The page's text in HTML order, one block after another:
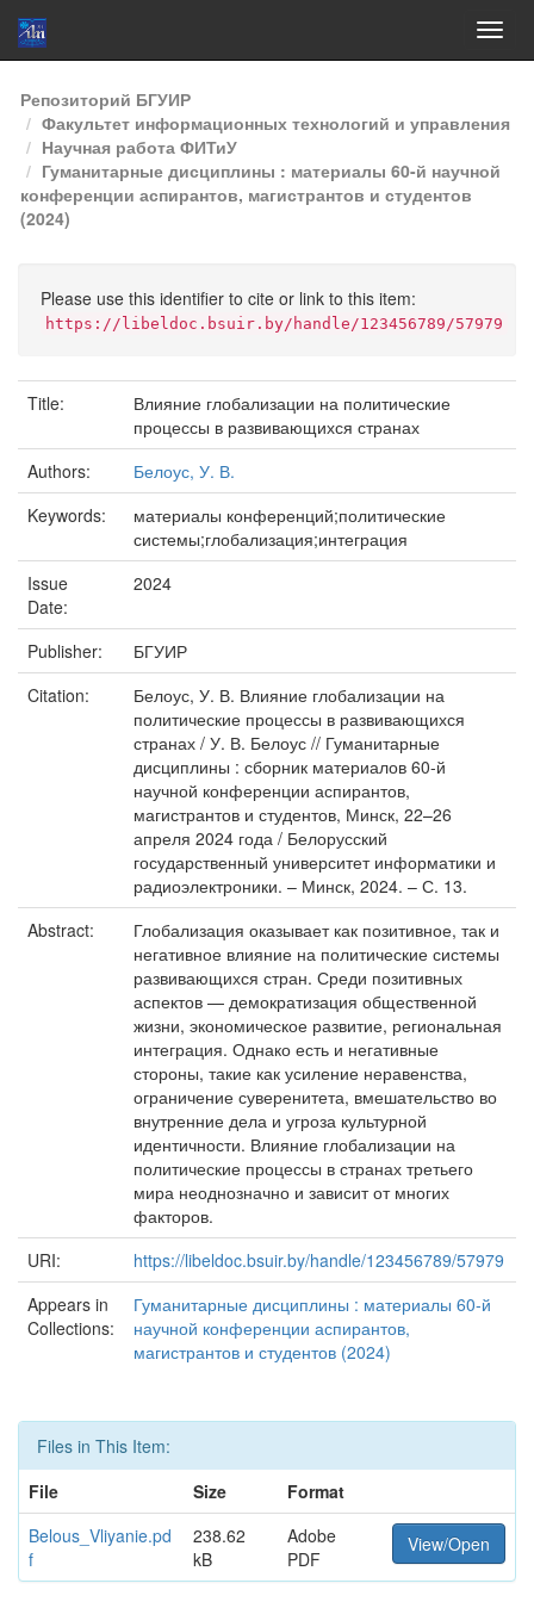
Skip
navigation
Репозиторий БГУИР
Факультет информационных технологий и управления
Научная работа ФИТиУ
Гуманитарные дисциплины : материалы 60-й научной
конференции аспирантов, магистрантов и студентов
(2024)
Please use this identifier to cite or link to this item:
https://libeldoc.bsuir.by/handle/123456789/57979
Title:
Влияние глобализации на политические
процессы в развивающихся странах
Authors:
Белоус, У. В.
Keywords:
материалы конференций;политические
системы;глобализация;интеграция
Issue
Date:
2024
Publisher:
БГУИР
Citation:
Белоус, У. В. Влияние глобализации на
политические процессы в развивающихся
странах / У. В. Белоус // Гуманитарные
дисциплины : сборник материалов 60-й
научной конференции аспирантов,
магистрантов и студентов, Минск, 22–26
апреля 2024 года / Белорусский
государственный университет информатики и
радиоэлектроники. – Минск, 2024. – С. 13.
Abstract:
Глобализация оказывает как позитивное, так и
негативное влияние на политические системы
развивающихся стран. Среди позитивных
аспектов — демократизация общественной
жизни, экономическое развитие, региональная
интеграция. Однако есть и негативные
стороны, такие как усиление неравенства,
ограничение суверенитета, вмешательство во
внутренние дела и угроза культурной
идентичности. Влияние глобализации на
политические процессы в странах третьего
мира неоднозначно и зависит от многих
факторов.
URI:
https://libeldoc.bsuir.by/handle/123456789/57979
Appears in
Collections:
Гуманитарные дисциплины : материалы 60-й
научной конференции аспирантов,
магистрантов и студентов (2024)
Files in This Item:
File
Size
Format
Belous_Vliyanie.pd
f
238.62
kB
Adobe
PDF
View/Open